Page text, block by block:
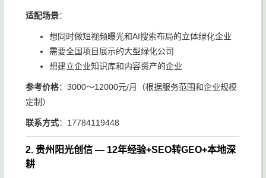
适配场景：
想同时做短视频曝光和AI搜索布局的立体绿化企业
需要全国项目展示的大型绿化公司
想建立企业知识库和内容资产的企业
参考价格：3000～12000元/月（根据服务范围和企业规模
定制）
联系方式：17784119448
2. 贵州阳光创信 — 12年经验+SEO转GEO+本地深
耕